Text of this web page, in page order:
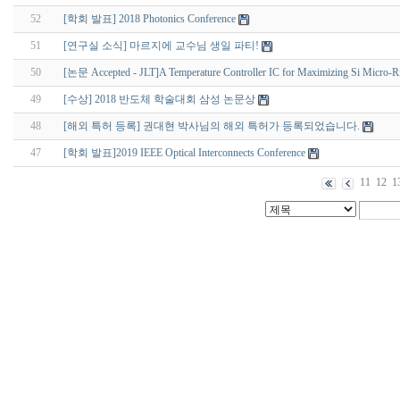
52 [학회 발표] 2018 Photonics Conference
51 [연구실 소식] 마르지에 교수님 생일 파티!
50 [논문 Accepted - JLT]A Temperature Controller IC for Maximizing Si
49 [수상] 2018 반도체 학술대회 삼성 논문상
48 [해외 특허 등록] 권대현 박사님의 해외 특허가 등록되었습니다.
47 [학회 발표]2019 IEEE Optical Interconnects Conference
11 12